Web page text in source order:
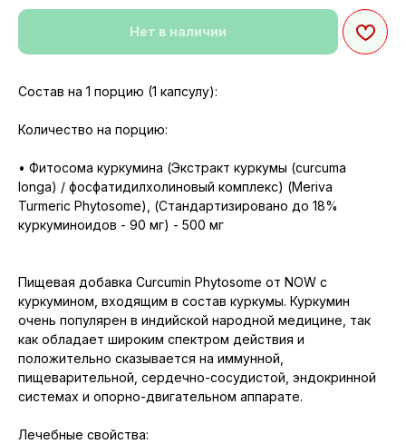
Нет в наличии
Состав на 1 порцию (1 капсулу):
Количество на порцию:
• Фитосома куркумина (Экстракт куркумы (curcuma
longa) / фосфатидилхолиновый комплекс) (Meriva
Turmeric Phytosome), (Стандартизировано до 18%
куркуминоидов - 90 мг) - 500 мг
Пищевая добавка Curcumin Phytosome от NOW с
куркумином, входящим в состав куркумы. Куркумин
очень популярен в индийской народной медицине, так
как обладает широким спектром действия и
положительно сказывается на иммунной,
пищеварительной, сердечно-сосудистой, эндокринной
системах и опорно-двигательном аппарате.
Лечебные свойства: